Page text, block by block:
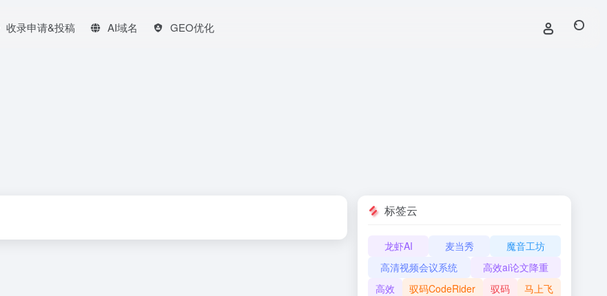
收录申请&投稿 AI域名 GEO优化
标签云
龙虾AI 麦当秀
魔音工坊
高清视频会议系统
高效ai论文降重
高效
驭码CodeRider 驭码
马上飞